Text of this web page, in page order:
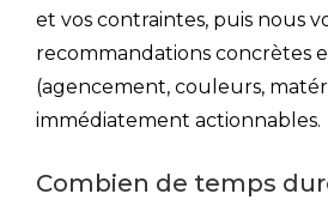
et vos contraintes, puis nous
recommandations concrètes
(agencement, couleurs,
immédiatement actionnables.
Combien de temps